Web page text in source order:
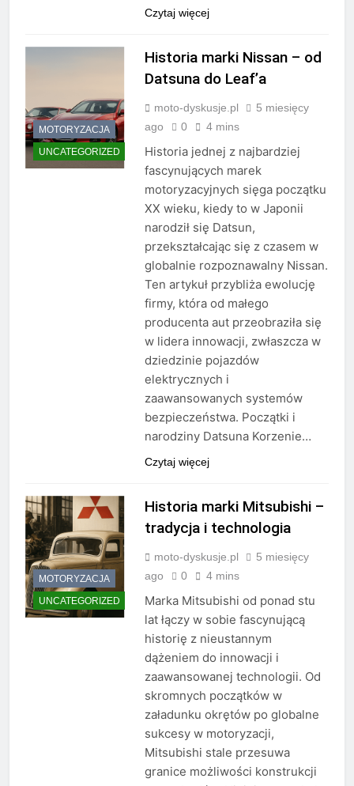
Czytaj więcej
MOTORYZACJA
UNCATEGORIZED
Historia marki Nissan – od
Datsuna do Leaf’a
moto-dyskusje.pl
5 miesięcy
ago
0 4 mins
Historia jednej z najbardziej
fascynujących marek
motoryzacyjnych sięga początku
XX wieku, kiedy to w Japonii
narodził się Datsun,
przekształcając się z czasem w
globalnie rozpoznawalny Nissan.
Ten artykuł przybliża ewolucję
firmy, która od małego
producenta aut przeobraziła się
w lidera innowacji, zwłaszcza w
dziedzinie pojazdów
elektrycznych i
zaawansowanych systemów
bezpieczeństwa. Początki i
narodziny Datsuna Korzenie…
Czytaj więcej
MOTORYZACJA
UNCATEGORIZED
Historia marki Mitsubishi –
tradycja i technologia
moto-dyskusje.pl
5 miesięcy
ago
0 4 mins
Marka Mitsubishi od ponad stu
lat łączy w sobie fascynującą
historię z nieustannym
dążeniem do innowacji i
zaawansowanej technologii. Od
skromnych początków w
załadunku okrętów po globalne
sukcesy w motoryzacji,
Mitsubishi stale przesuwa
granice możliwości konstrukcji